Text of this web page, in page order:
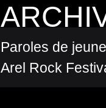
Paroles de
Arel Rock